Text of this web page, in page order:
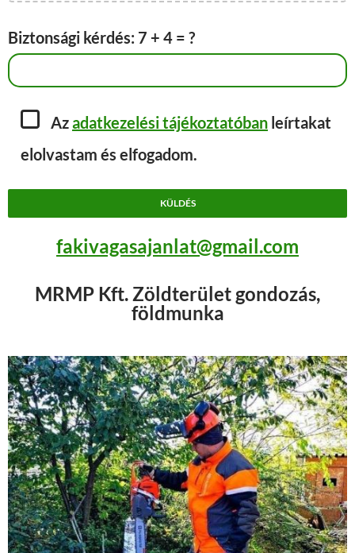
Biztonsági kérdés: 7 + 4 = ?
Azadatkezelési tájékoztatóban leírtakat
elolvastam és elfogadom.
fakivagasajanlat@gmail.com
MRMP Kft. Zöldterület gondozás,
földmunka